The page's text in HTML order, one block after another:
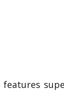
features